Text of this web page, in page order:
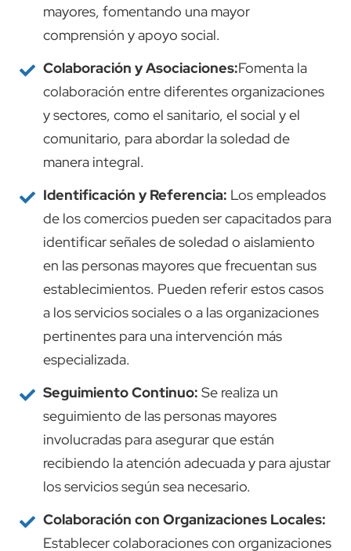
mayores, fomentando una mayor
comprensión y apoyo social.
Colaboración y Asociaciones:Fomenta la
colaboración entre diferentes organizaciones
y sectores, como el sanitario, el social y el
comunitario, para abordar la soledad de
manera integral.
Identificación y Referencia: Los empleados
de los comercios pueden ser capacitados para
identificar señales de soledad o aislamiento
en las personas mayores que frecuentan sus
establecimientos. Pueden referir estos casos
a los servicios sociales o a las organizaciones
pertinentes para una intervención más
especializada.
Seguimiento Continuo: Se realiza un
seguimiento de las personas mayores
involucradas para asegurar que están
recibiendo la atención adecuada y para ajustar
los servicios según sea necesario.
Colaboración con Organizaciones Locales:
Establecer colaboraciones con organizaciones